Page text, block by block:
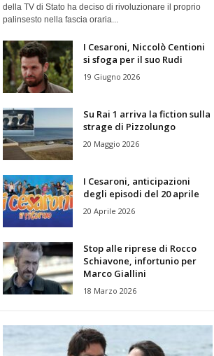
della TV di Stato ha deciso di rivoluzionare il proprio
palinsesto nella fascia oraria...
I Cesaroni, Niccolò Centioni
si sfoga per il suo Rudi
19 Giugno 2026
Su Rai 1 arriva la fiction sulla
strage di Pizzolungo
20 Maggio 2026
I Cesaroni, anticipazioni
degli episodi del 20 aprile
20 Aprile 2026
Stop alle riprese di Rocco
Schiavone, infortunio per
Marco Giallini
18 Marzo 2026